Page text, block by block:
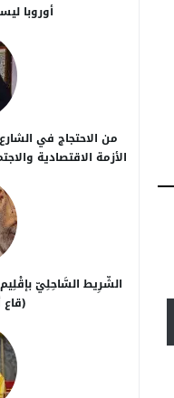
أوروبا
من الاحتجاج في
الأزمة الاقتصادية